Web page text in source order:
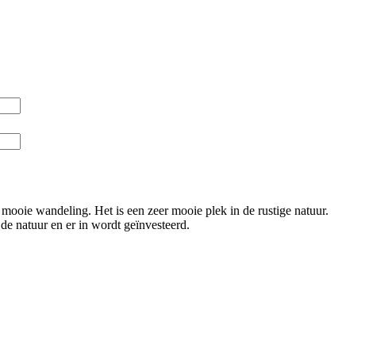
wandeling. Het is een zeer mooie plek in de rustige natuur.
natuur en er in wordt geïnvesteerd.